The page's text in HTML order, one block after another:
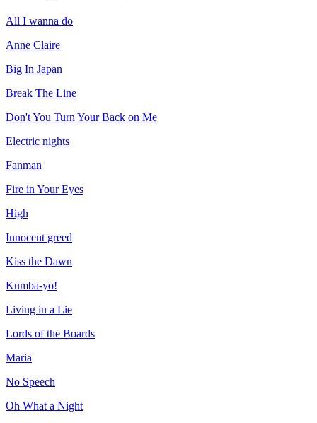
All I wanna do
Anne Claire
Big In Japan
Break The Line
Don't You Turn Your Back on Me
Electric nights
Fanman
Fire in Your Eyes
High
Innocent greed
Kiss the Dawn
Kumba-yo!
Living in a Lie
Lords of the Boards
Maria
No Speech
Oh What a Night